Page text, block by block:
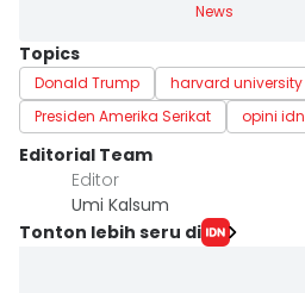
News
Topics
Donald Trump
harvard university
Presiden Amerika Serikat
opini idn
Editorial Team
Editor
Umi Kalsum
Tonton lebih seru di